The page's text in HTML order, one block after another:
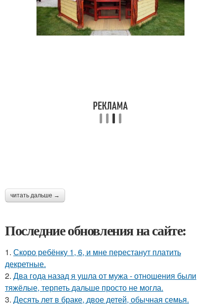
читать дальше →
Последние обновления на сайте:
1. Скоро ребёнку 1, 6, и мне перестанут платить
декретные.
2. Два года назад я ушла от мужа - отношения были
тяжёлые, терпеть дальше просто не могла.
3. Десять лет в браке, двое детей, обычная семья.